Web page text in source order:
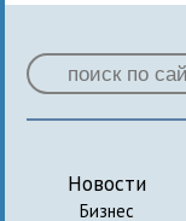
Новости
Бизнес